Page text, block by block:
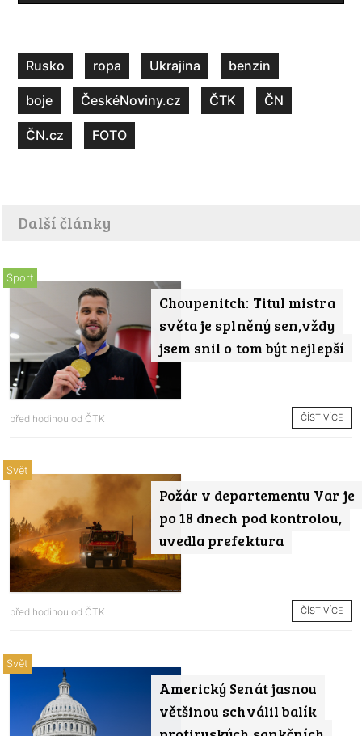
Rusko ropa Ukrajina benzin
boje ČeskéNoviny.cz ČTK ČN
ČN.cz FOTO
Další články
Choupenitch: Titul mistra
světa je splněný sen,vždy
jsem snil o tom být nejlepší
Sport
před hodinou od ČTK ČÍST VÍCE
Požár v departementu Var je
po 18 dnech pod kontrolou,
uvedla prefektura
Svět
před hodinou od ČTK ČÍST VÍCE
Americký Senát jasnou
většinou schválil balík
Svět